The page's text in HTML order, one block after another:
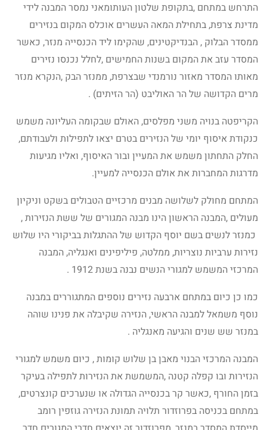
התרחש במתחם ,בתקופת שלטון העותומאני נמסר המבנה לידי
מדינת צרפת, בתחילת המאה העשרים אוכלס המקום בנזירים
ממסדר הבלוק , הבנדיקטינים, שהקימו ליד הכנסייה מנזר, כאשר
המסדר עזב את המקום בשנות החמישים ,לחלל נכנסו נזירים
מאותו המסדר מאזור נורמנדי שבצרפת, ממנזר הבק ,הנקרא מנזר
מרים הקדושה של הר האוליבט (הר הזיתים) .
הקריפטה בנויה משני מפלסים, האולם שבקומה העליונה משמש
כנקודת איסוף יומי של הנזירים בטרם יצאו לתפילות ולעבודתם,
החלק התחתון משמש את המעיין ובור האיסוף, ואליו מגיעות
מדרגות המחברות את אולם הכנסייה למעיין.
המתחם מחולק לשלושה מבנים מרכזיים הטבולים בשקט וניקיון
מעולים ,המבנה הראשון הינו מבנה המגורים של ששת הנזירות ,
כמנזר לנשים בשם יוסף הקדוש של ההתגלות בביקורי היו שלוש
נזירות ערביות נוצריות, ממלטה, פיליפינים ואנגליה, המבנה
המרכזי המשמש למגורי הנשים נבנה בשנת 1912 .
כמו כן כיום במתחם ארבעה נזירים נוספים המתגוררים במבנה
נוסף משמאל למבנה הראשי, הנזירה שקיבלה את פנינו שוהה
במנזר שש שנים והגיעה מאנגליה .
המבנה המרכזי הבנוי מאבן בן שלוש קומות , כיום משמש למגורי
הנזירות ובו קפלה קטנה ,המשמשת את הנזירות לתפילה בעיקר
בזמן החורף ,כאשר קר בכנסייה הגדולה או שנערכים קונצרטים,
במתחם בכניסה בפרוזדור תלויה תמונת הנזירה גוזפין רומב